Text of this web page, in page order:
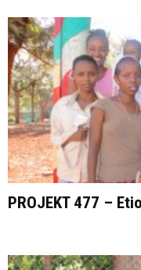
PROJEKT 477 –